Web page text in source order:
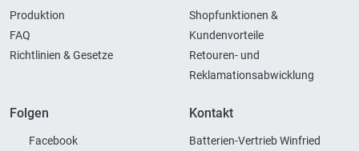
Produktion
FAQ
Richtlinien & Gesetze
Shopfunktionen &
Kundenvorteile
Retouren- und
Reklamationsabwicklung
Folgen
Facebook
Kontakt
Batterien-Vertrieb Winfried